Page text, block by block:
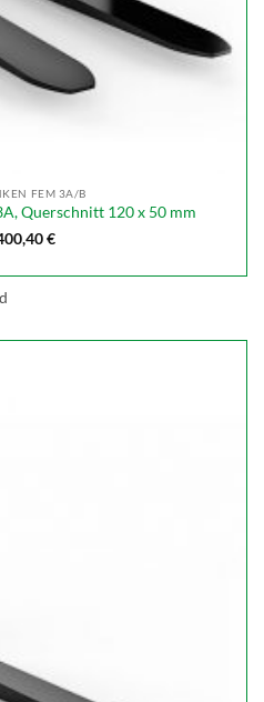
FEM 3A/B
Querschnitt 120 x 50 mm
€